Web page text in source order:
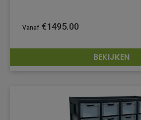
€1495.00
BEKIJKEN